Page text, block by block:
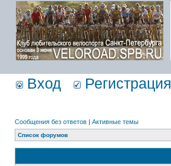
Вход Регистрация
Сообщения без ответов | Активные темы
Список форумов